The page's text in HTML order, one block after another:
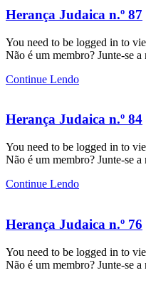
Herança Judaica n.º 87
You need to be logged in to
Não é um membro? Junte-se a
Continue Lendo
Herança Judaica n.º 84
You need to be logged in to
Não é um membro? Junte-se a
Continue Lendo
Herança Judaica n.º 76
You need to be logged in to
Não é um membro? Junte-se a